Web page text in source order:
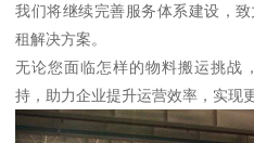
我们将继续完善服务体系建设，
租解决方案。
无论您面临怎样的物料搬运挑战
持，助力企业提升运营效率，实现